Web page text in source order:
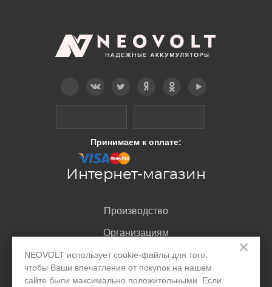
×
NEOVOLT использует cookie-файлы для того,
чтобы Ваши впечатления от покупок на нашем
сайте были максимально положительными. Если
Принимаем к оплате:
Интернет-магазин
Производство
Организациям
Акции и скидки